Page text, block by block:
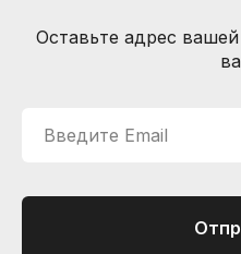
Оставьте адрес
Введите Email
Петербург. 2021-2026г.
ИП Липатов, ОГРНИП 319784700405682